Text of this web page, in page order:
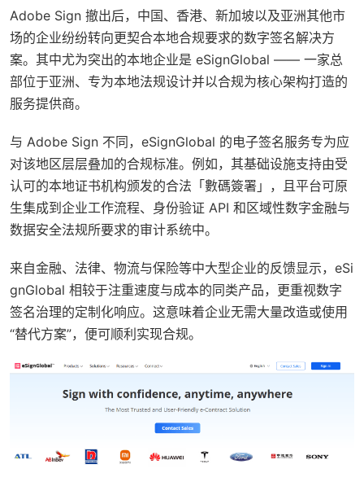
Adobe Sign 撤出后，中国、香港、新加坡以及亚洲其他市
场的企业纷纷转向更契合本地合规要求的数字签名解决方
案。其中尤为突出的本地企业是 eSignGlobal —— 一家总
部位于亚洲、专为本地法规设计并以合规为核心架构打造的
服务提供商。
与 Adobe Sign 不同，eSignGlobal 的电子签名服务专为应
对该地区层层叠加的合规标准。例如，其基础设施支持由受
认可的本地证书机构颁发的合法「數碼簽署」，且平台可原
生集成到企业工作流程、身份验证 API 和区域性数字金融与
数据安全法规所要求的审计系统中。
来自金融、法律、物流与保险等中大型企业的反馈显示，eSi
gnGlobal 相较于注重速度与成本的同类产品，更重视数字
签名治理的定制化响应。这意味着企业无需大量改造或使用
“替代方案”，便可顺利实现合规。